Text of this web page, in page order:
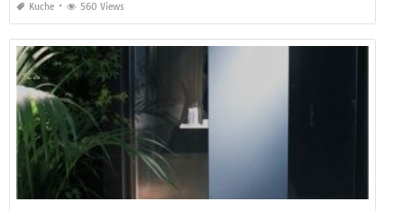
Kuche 560 Views